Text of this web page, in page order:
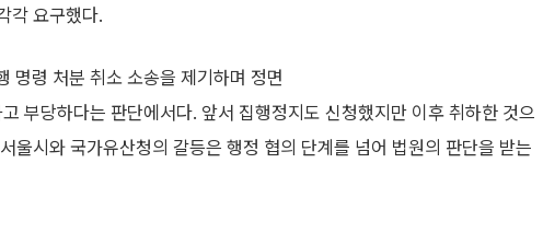
각 요구했다.
명령 처분 취소 소송을 제기하며 정면
부당하다는 판단에서다. 앞서 집행정지도 신청했지만 이후 취하한 것으
울시와 국가유산청의 갈등은 행정 협의 단계를 넘어 법원의 판단을 받는